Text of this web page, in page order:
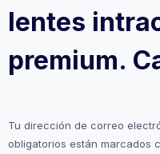
lentes
premium.
Tu dirección de correo
obligatorios están marcados